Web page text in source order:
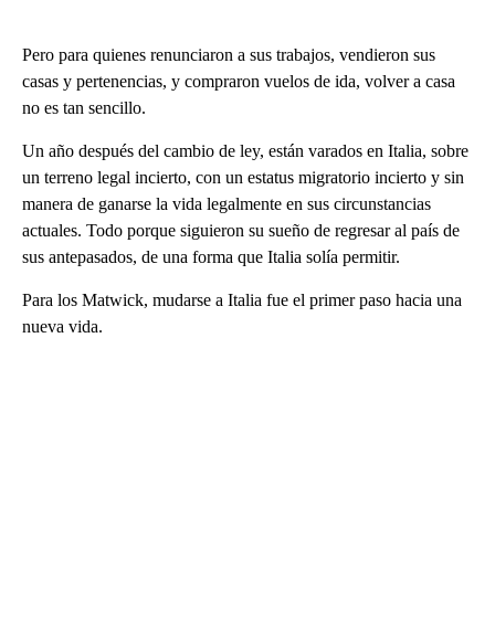
Pero para quienes renunciaron a sus trabajos, vendieron sus
casas y pertenencias, y compraron vuelos de ida, volver a casa
no es tan sencillo.
Un año después del cambio de ley, están varados en Italia, sobre
un terreno legal incierto, con un estatus migratorio incierto y sin
manera de ganarse la vida legalmente en sus circunstancias
actuales. Todo porque siguieron su sueño de regresar al país de
sus antepasados, de una forma que Italia solía permitir.
Para los Matwick, mudarse a Italia fue el primer paso hacia una
nueva vida.